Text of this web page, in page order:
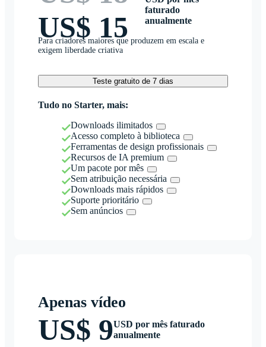
US$ 15
faturado
anualmente
Para criadores maiores que produzem em escala e
exigem liberdade criativa
Teste gratuito de 7 dias
Tudo no Starter, mais:
Downloads ilimitados
Acesso completo à biblioteca
Ferramentas de design profissionais
Recursos de IA premium
Um pacote por mês
Sem atribuição necessária
Downloads mais rápidos
Suporte prioritário
Sem anúncios
Apenas vídeo
US$ 9USD por mês faturado
anualmente